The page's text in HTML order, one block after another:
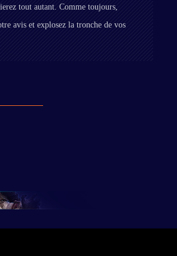
tout autant. Comme toujours,
avis et explosez la tronche de vos